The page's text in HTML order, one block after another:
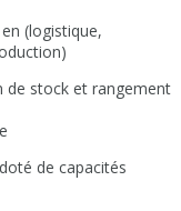
(logistique,
de stock et rangement
de capacités